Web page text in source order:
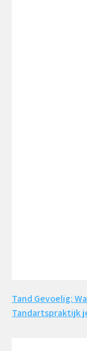
Bericht
navigatie
Tand Gevoelig:
Tandartspraktijk